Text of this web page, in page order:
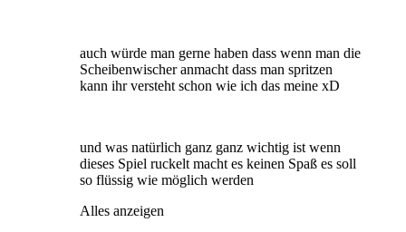
auch würde man gerne haben dass wenn man die
Scheibenwischer anmacht dass man spritzen
kann ihr versteht schon wie ich das meine xD
und was natürlich ganz ganz wichtig ist wenn
dieses Spiel ruckelt macht es keinen Spaß es soll
so flüssig wie möglich werden
Alles anzeigen